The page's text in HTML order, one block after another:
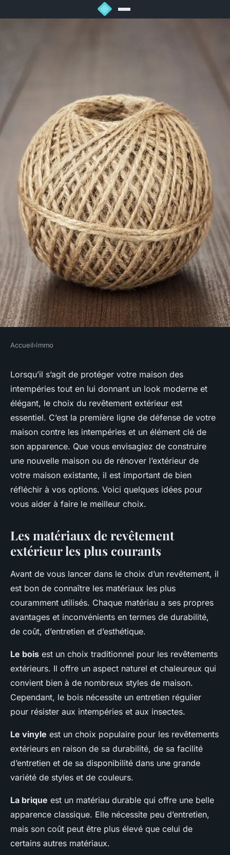
Comment choisir un
revêtement extérieur durable
pour votre maison ?
Alexandre•12 février 2024•6 min de lecture
Accueil›Immo
Lorsqu’il s’agit de protéger votre maison des
intempéries tout en lui donnant un look moderne et
élégant, le choix du revêtement extérieur est
essentiel. C’est la première ligne de défense de votre
maison contre les intempéries et un élément clé de
son apparence. Que vous envisagiez de construire
une nouvelle maison ou de rénover l’extérieur de
votre maison existante, il est important de bien
réfléchir à vos options. Voici quelques idées pour
vous aider à faire le meilleur choix.
Les matériaux de revêtement
extérieur les plus courants
Avant de vous lancer dans le choix d’un revêtement, il
est bon de connaître les matériaux les plus
couramment utilisés. Chaque matériau a ses propres
avantages et inconvénients en termes de durabilité,
de coût, d’entretien et d’esthétique.
Le bois est un choix traditionnel pour les revêtements
extérieurs. Il offre un aspect naturel et chaleureux qui
convient bien à de nombreux styles de maison.
Cependant, le bois nécessite un entretien régulier
pour résister aux intempéries et aux insectes.
Le vinyle est un choix populaire pour les revêtements
extérieurs en raison de sa durabilité, de sa facilité
d’entretien et de sa disponibilité dans une grande
variété de styles et de couleurs.
La brique est un matériau durable qui offre une belle
apparence classique. Elle nécessite peu d’entretien,
mais son coût peut être plus élevé que celui de
certains autres matériaux.